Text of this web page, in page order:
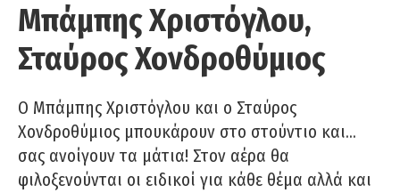
Μπάμπης Χριστόγλου,
Σταύρος Χονδροθύμιος
O Μπάμπης Χριστόγλου και ο Σταύρος
Χονδροθύμιος μπουκάρουν στο στούντιο και…
σας ανοίγουν τα μάτια! Στον αέρα θα
φιλοξενούνται οι ειδικοί για κάθε θέμα αλλά και